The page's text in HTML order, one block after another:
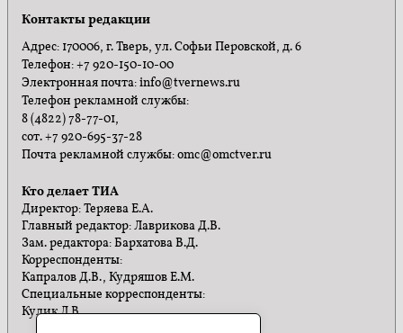
Контакты редакции
Адрес: 170006, г. Тверь, ул. Софьи Перовской, д. 6
Телефон: +7 920-150-10-00
Электронная почта: info@tvernews.ru
Телефон рекламной службы:
8 (4822) 78-77-01,
сот. +7 920-695-37-28
Почта рекламной службы: omc@omctver.ru
Кто делает ТИА
Директор: Теряева Е.А.
Главный редактор: Лаврикова Д.В.
Зам. редактора: Бархатова В.Д.
Корреспонденты:
Капралов Д.В., Кудряшов Е.М.
Специальные корреспонденты:
Кулик Л.В.